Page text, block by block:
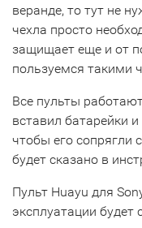
веранде, то тут не
чехла просто
защищает еще и от
пользуемся такими
Все пульты
вставил батарейки
чтобы его сопрягли
будет сказано в
Пульт Huayu для
эксплуатации